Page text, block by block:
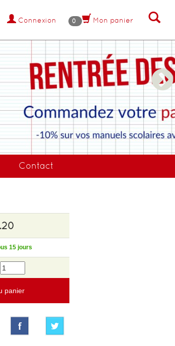
Connexion 0 Mon panier
Contact
15 jours
panier